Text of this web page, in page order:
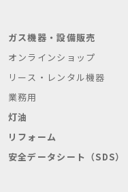
ガス機器・設備販売
オンラインショップ
リース・レンタル機器
業務用
灯油
リフォーム
安全データシート（SDS）